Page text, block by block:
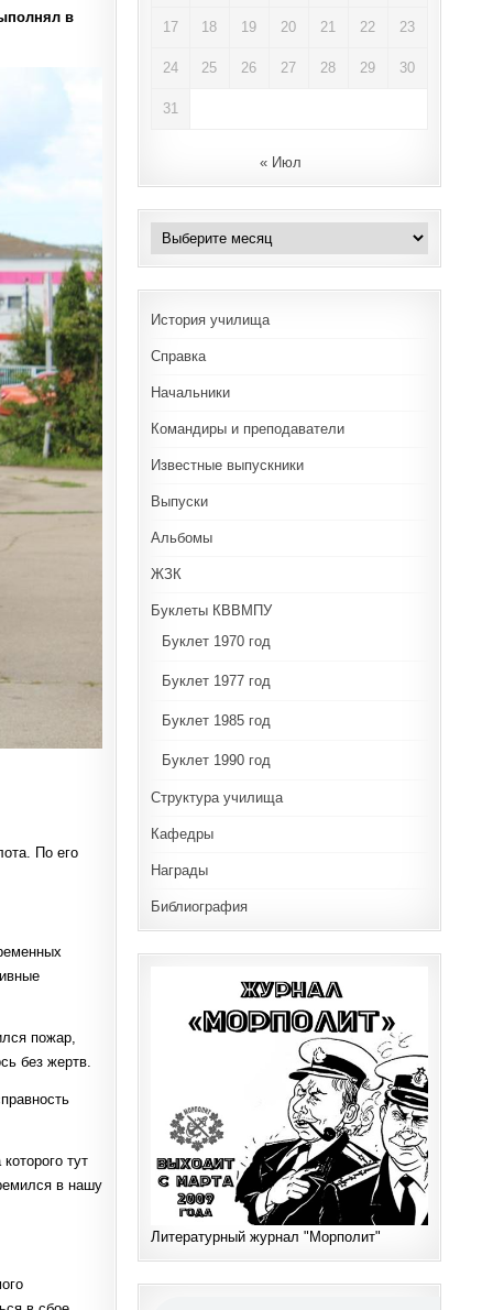
в
По его
пожар,
без жертв.
тут
в нашу
17 18 19 20 21 22 23
24 25 26 27 28 29 30
31
« Июл
Архивы
История училища
Справка
Начальники
Командиры и преподаватели
Известные выпускники
Выпуски
Альбомы
ЖЗК
Буклеты КВВМПУ
Буклет 1970 год
Буклет 1977 год
Буклет 1985 год
Буклет 1990 год
Структура училища
Кафедры
Награды
Библиография
Литературный журнал "Морполит"